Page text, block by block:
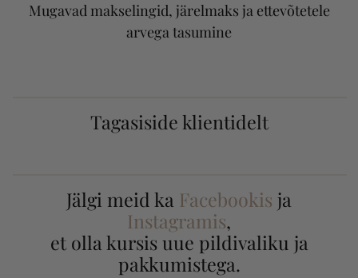
Mugavad makselingid, järelmaks ja ettevõtetele
arvega tasumine
Tagasiside klientidelt
Jälgi meid ka Facebookis ja
Instagramis,
et olla kursis uue pildivaliku ja
pakkumistega.